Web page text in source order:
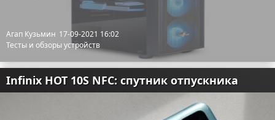
Агап Кузьмин 17-09-2021 16:02
Тесты и обзоры устройств
Infinix HOT 10S NFC: спутник отпускника